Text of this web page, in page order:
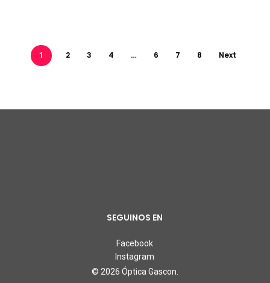
1 2 3 4 … 6 7 8 Next
SEGUINOS EN
Facebook
Instagram
© 2026 Óptica Gascon.